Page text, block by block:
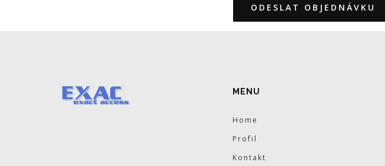
ODESLAT OBJEDNÁVKU
MENU
Home
Profil
Kontakt